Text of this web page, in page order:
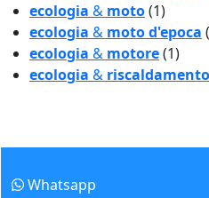
ecologia & moto(1)
ecologia & moto d'epoca
ecologia & motore(1)
ecologia &
Whatsapp